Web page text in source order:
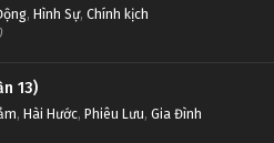
, Hình Sự, Chính kịch
13)
, Hài Hước, Phiêu Lưu, Gia Đình